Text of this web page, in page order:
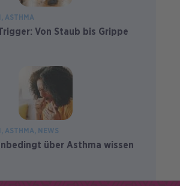
ASTHMA
Von Staub bis Grippe
ASTHMA NEWS
über Asthma wissen